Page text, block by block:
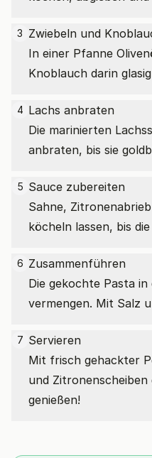
3 Zwiebeln und
In einer Pfanne
Knoblauch darin
4 Lachs anbraten
Die marinierten
anbraten, bis sie
5 Sauce zubereiten
Sahne,
köcheln lassen, bis
6 Zusammenführen
Die gekochte Pasta
vermengen. Mit Salz
7 Servieren
Mit frisch gehackter
und
genießen!